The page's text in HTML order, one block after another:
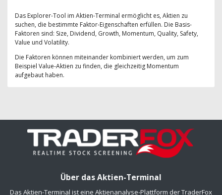
Das Explorer-Tool im Aktien-Terminal ermöglicht es, Aktien zu
suchen, die bestimmte Faktor-Eigenschaften erfüllen. Die Basis-
Faktoren sind: Size, Dividend, Growth, Momentum, Quality, Safety,
Value und Volatility.
Die Faktoren können miteinander kombiniert werden, um zum
Beispiel Value-Aktien zu finden, die gleichzeitig Momentum
aufgebaut haben.
Über das Aktien-Terminal
Das Aktien-Terminal ist eine Aktienanalyse-Plattform der TraderFox